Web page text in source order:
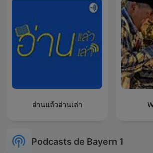
อ่านแล้วอ่านเล่า
Podcasts de Bayern 1